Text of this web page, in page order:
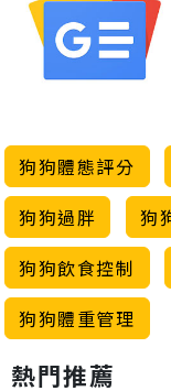
狗狗體態評分
狗狗過胖
狗
狗狗飲食控制
狗狗體重管理
熱門推薦